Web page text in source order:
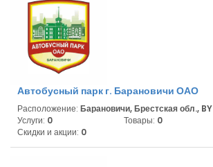
Автобусный парк г. Барановичи ОАО
Расположение: Барановичи, Брестская обл., BY
Услуги: 0 Товары: 0
Скидки и акции: 0